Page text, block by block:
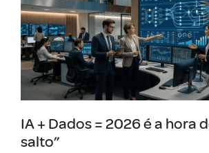
IA + Dados = 2026 é a hora
salto”